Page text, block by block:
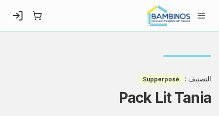
التصنيف :
Supperposé
Pack Lit Tania